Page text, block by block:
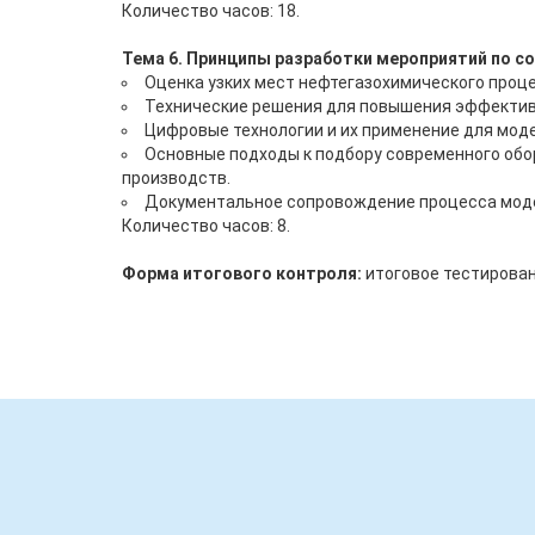
Количество часов: 18.
Тема 6. Принципы разработки мероприятий по
Оценка узких мест нефтегазохимического
Технические решения для повышения
Цифровые технологии и их применение для
Основные подходы к подбору современного
производств.
Документальное сопровождение процесса
Количество часов: 8.
Форма итогового контроля: итоговое